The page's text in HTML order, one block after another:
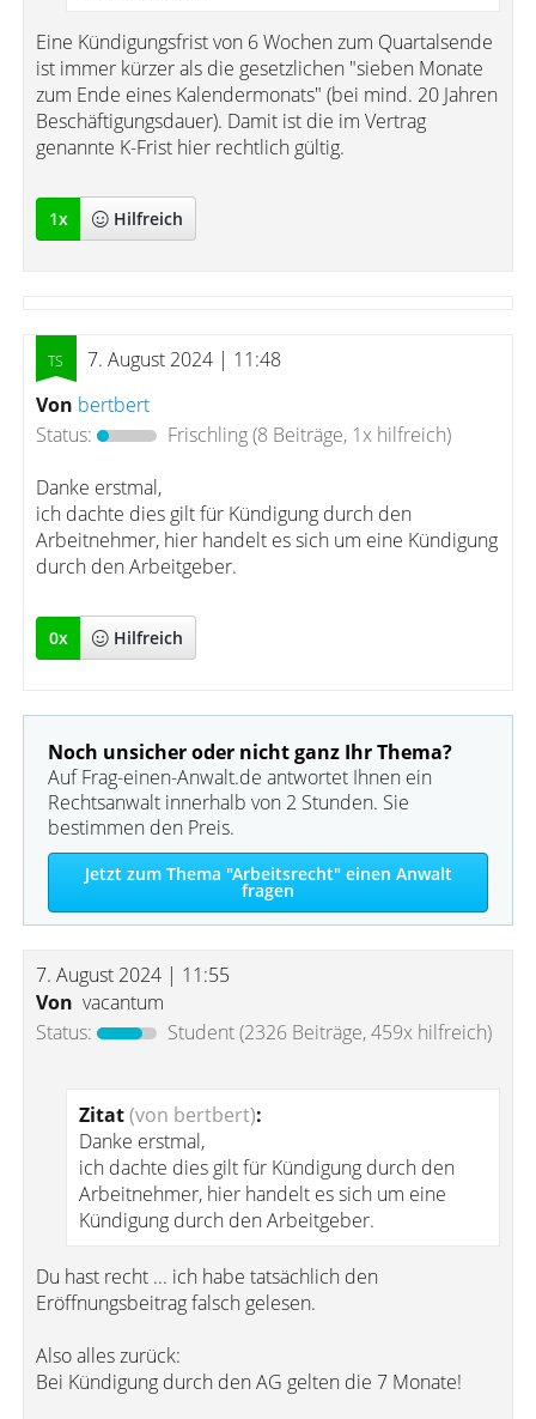
Eine Kündigungsfrist von 6 Wochen zum Quartalsende
ist immer kürzer als die gesetzlichen "sieben Monate
zum Ende eines Kalendermonats" (bei mind. 20 Jahren
Beschäftigungsdauer). Damit ist die im Vertrag
genannte K-Frist hier rechtlich gültig.
1x Hilfreich
7. August 2024 | 11:48
Von bertbert
Status:
Frischling(8 Beiträge, 1x hilfreich)
Danke erstmal,
ich dachte dies gilt für Kündigung durch den
Arbeitnehmer, hier handelt es sich um eine Kündigung
durch den Arbeitgeber.
0x Hilfreich
Noch unsicher oder nicht ganz Ihr Thema?
Auf Frag-einen-Anwalt.de antwortet Ihnen ein
Rechtsanwalt innerhalb von 2 Stunden. Sie
bestimmen den Preis.
Jetzt zum Thema "Arbeitsrecht" einen Anwalt
fragen
7. August 2024 | 11:55
Von vacantum
Status:
Student(2326 Beiträge, 459x hilfreich)
Zitat(von bertbert):
Danke erstmal,
ich dachte dies gilt für Kündigung durch den
Arbeitnehmer, hier handelt es sich um eine
Kündigung durch den Arbeitgeber.
Du hast recht ... ich habe tatsächlich den
Eröffnungsbeitrag falsch gelesen.
Also alles zurück:
Bei Kündigung durch den AG gelten die 7 Monate!